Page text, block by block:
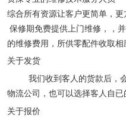
综合所有资源让客户更简单，更
保修期免费提供上门维修，，
的维修费用，所供零配件收取相
关于发货
我们收到客人的货款后，
物流公司，也可以选择客人自 已
关于报价